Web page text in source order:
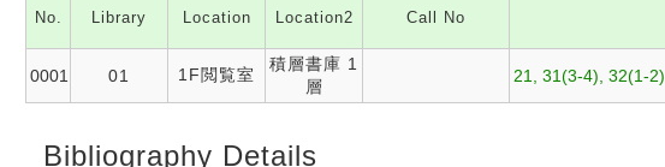
No. Library Location Location2 Call No
0001 01 1F閲覧室
積層書庫 1
層
21, 31(3-4), 32(1-2)
Bibliography Details